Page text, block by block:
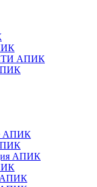
АПИК
АПИК
АПИК
АПИК